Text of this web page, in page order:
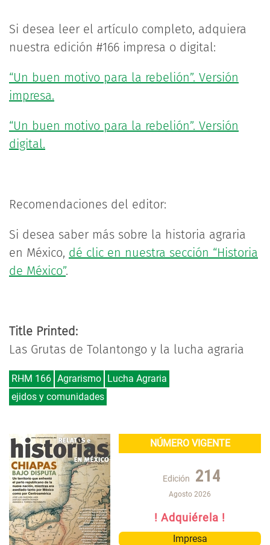
Si desea leer el artículo completo, adquiera
nuestra edición #166 impresa o digital:
“Un buen motivo para la rebelión”. Versión
impresa.
“Un buen motivo para la rebelión”. Versión
digital.
Recomendaciones del editor:
Si desea saber más sobre la historia agraria
en México, dé clic en nuestra sección “Historia
de México”.
Title Printed:
Las Grutas de Tolantongo y la lucha agraria
RHM 166 Agrarismo Lucha Agraria
ejidos y comunidades
NÚMERO VIGENTE
Edición 214
Agosto 2026
! Adquiérela !
Impresa